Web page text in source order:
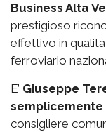
Business Alta
prestigioso
effettivo in
ferroviario
E’ Giuseppe
semplicemente
consigliere